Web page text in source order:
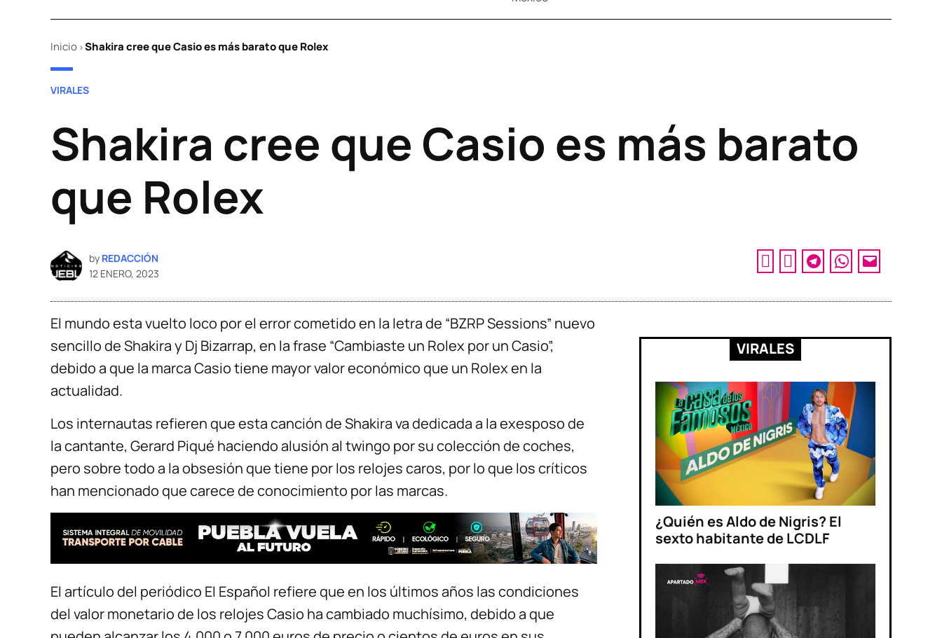
Inicio >Shakira cree que Casio es más barato que Rolex
POSTED
VIRALES
Shakira cree que Casio es más barato
que Rolex
by REDACCIÓN
12 ENERO, 2023
El mundo esta vuelto loco por el error cometido en la letra de “BZRP Sessions” nuevo
sencillo de Shakira y Dj Bizarrap, en la frase “Cambiaste un Rolex por un Casio”,
debido a que la marca Casio tiene mayor valor económico que un Rolex en la
actualidad.
Los internautas refieren que esta canción de Shakira va dedicada a la exesposo de
la cantante, Gerard Piqué haciendo alusión al twingo por su colección de coches,
pero sobre todo a la obsesión que tiene por los relojes caros, por lo que los críticos
han mencionado que carece de conocimiento por las marcas.
El artículo del periódico El Español refiere que en los últimos años las condiciones
del valor monetario de los relojes Casio ha cambiado muchísimo, debido a que
VIRALES
¿Quién es Aldo de Nigris? El
sexto habitante de LCDLF